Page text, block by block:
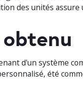
des unités
d'un système
été